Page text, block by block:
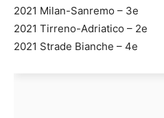
2021 Milan-Sanremo – 3e
2021 Tirreno-Adriatico – 2e
2021 Strade Bianche – 4e